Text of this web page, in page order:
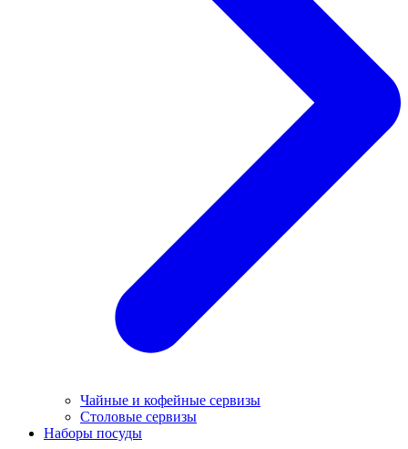
Чайные и кофейные сервизы
Столовые сервизы
Наборы посуды